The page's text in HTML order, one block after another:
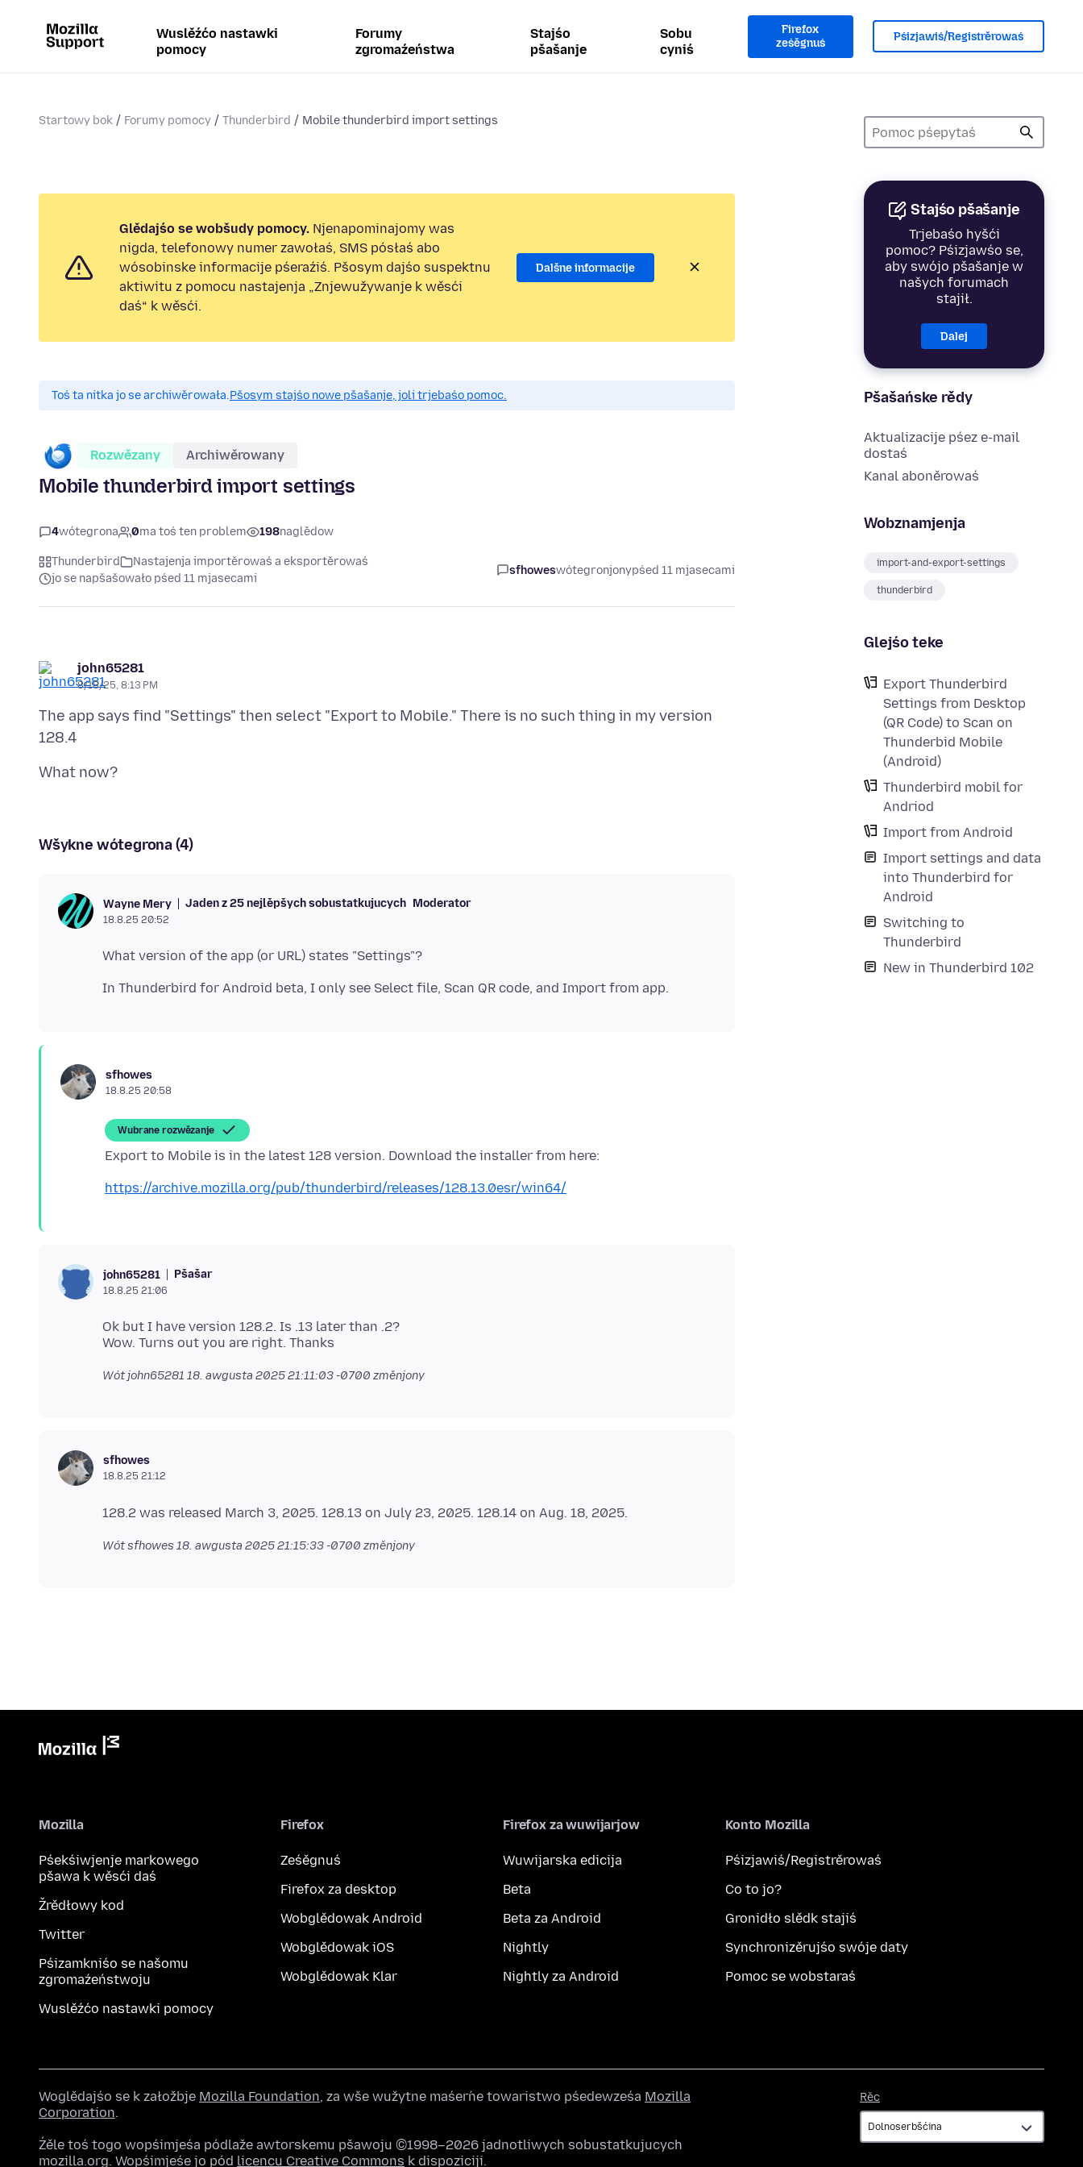
Wuslěźćo nastawki
pomocy
Forumy
zgromaźeństwa
Stajśo
pšašanje
Sobu
cyniś
Firefox
ześěgnuś
Pśizjawiś/Registrěrowaś
Startowy bok Forumy pomocy Thunderbird Mobile thunderbird import settings
Stajśo pšašanje
Trjebaśo hyšći
pomoc? Pśizjawśo se,
aby swójo pšašanje w
našych forumach
stajił.
Dalej
Pšašańske rědy
Aktualizacije pśez e-mail
dostaś
Kanal aboněrowaś
Wobznamjenja
import-and-export-settings
thunderbird
Glejśo teke
Export Thunderbird
Settings from Desktop
(QR Code) to Scan on
Thunderbid Mobile
(Android)
Thunderbird mobil for
Andriod
Import from Android
Import settings and data
into Thunderbird for
Android
Switching to
Thunderbird
New in Thunderbird 102
Glědajśo se wobšudy pomocy. Njenapominajomy was
nigda, telefonowy numer zawołaś, SMS pósłaś abo
wósobinske informacije pśeraźiś. Pšosym dajśo suspektnu
aktiwitu z pomocu nastajenja „Znjewužywanje k wěsći
daś“ k wěsći.
Dalšne informacije
Toś ta nitka jo se archiwěrowała.Pšosym stajśo nowe pšašanje, joli trjebaśo pomoc.
Rozwězany Archiwěrowany
Mobile thunderbird import settings
4wótegrona 0ma toś ten problem 198naglědow
Thunderbird
Nastajenja importěrowaś a eksportěrowaś
jo se napšašowało pśed 11 mjasecami
sfhoweswótegronjonypśed 11 mjasecami
john65281
8/18/25, 8:13 PM
The app says find "Settings" then select "Export to Mobile." There is no such thing in my version
Wšykne wótegrona (4)
Wayne Mery Jaden z 25 nejlěpšych sobustatkujucych Moderator
18.8.25 20:52
sfhowes
18.8.25 20:58
Wubrane rozwězanje
https://archive.mozilla.org/pub/thunderbird/releases/128.13.0esr/win64/
john65281 Pšašaŕ
18.8.25 21:06
Ok but I have version 128.2. Is .13 later than .2?
Wót john65281 18. awgusta 2025 21:11:03 -0700 změnjony
sfhowes
18.8.25 21:12
Wót sfhowes 18. awgusta 2025 21:15:33 -0700 změnjony
Mozilla
Pśekśiwjenje markowego
pšawa k wěsći daś
Žrědłowy kod
Twitter
Pśizamkniśo se našomu
zgromaźeństwoju
Wuslěźćo nastawki pomocy
Firefox
Ześěgnuś
Firefox za desktop
Wobglědowak Android
Wobglědowak iOS
Wobglědowak Klar
Firefox za wuwijarjow
Wuwijarska edicija
Beta
Beta za Android
Nightly
Nightly za Android
Konto Mozilla
Pśizjawiś/Registrěrowaś
Co to jo?
Gronidło slědk stajiś
Synchronizěrujśo swóje daty
Pomoc se wobstaraś
Rěc
Woglědajśo se k załožbje Mozilla Foundation, za wše wužytne maśeŕne towaristwo pśedewześa Mozilla
Corporation.
Źěle toś togo wopśimjeśa pódlaže awtorskemu pšawoju ©1998–2026 jadnotliwych sobustatkujucych
mozilla.org. Wopśimjeśe jo pód licencu Creative Commons k dispoziciji.